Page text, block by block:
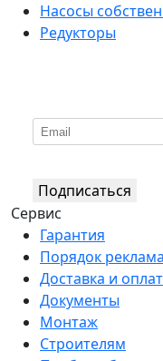
Насосы
Редукторы
Подписаться
Сервис
Гарантия
Порядок
Доставка и
Документы
Монтаж
Строителям